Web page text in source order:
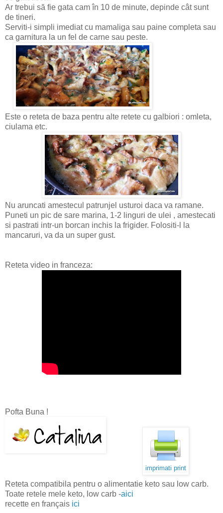
Ar trebui să fie gata cam în 10 de minute, depinde cât sunt
de tineri.
Serviti-i simpli imediatcu mamaliga sau paine completa sau
ca garnitura la un fel de carne sau peste.
Este o reteta de baza pentru alte retete cu galbiori : omleta,
ciulama etc.
Nu aruncati amestecul patrunjel usturoi daca va ramane.
Puneti un pic de sare marina, 1-2 linguri de ulei , amestecati
si pastrati intr-un borcan inchis la frigider. Folositi-l la
mancaruri, va da un super gust.
Reteta video in franceza:
Pofta Buna !
imprimati print
Reteta compatibila pentru o alimentatie keto sau low carb.
Toate retele mele keto, low carb -aici
recette en français ici